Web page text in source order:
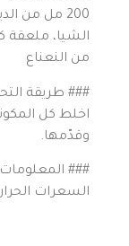
200 مل من
الشيا، ملعقة
من النعناع
### طريقة
اخلط كل
وقدّمها.
### المعلومات
السعرات الحرارية: 506 سعر